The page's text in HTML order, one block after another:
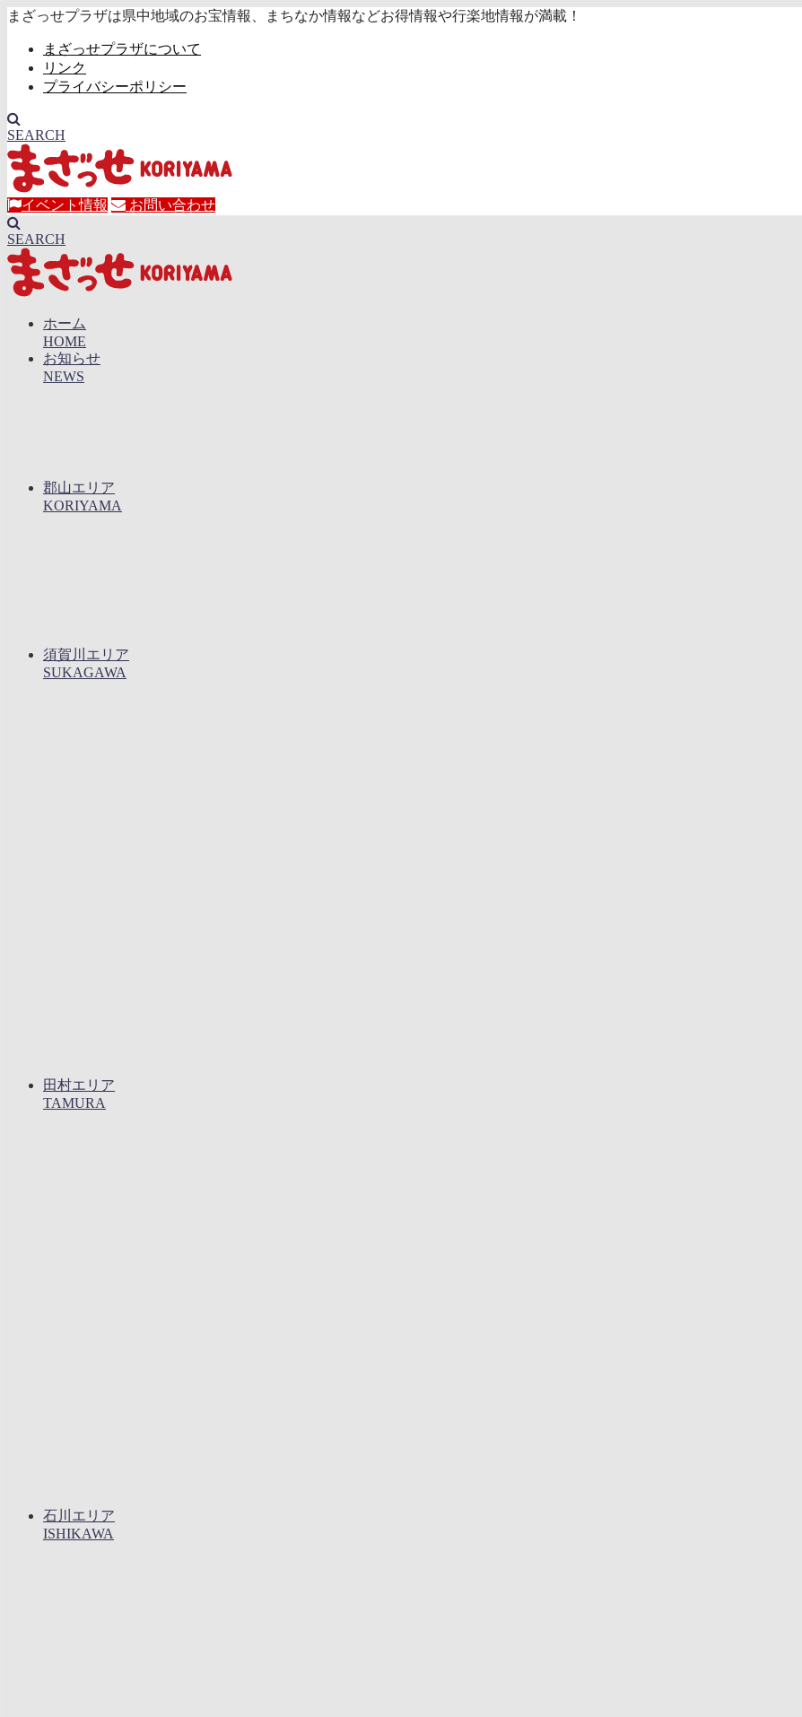
まざっせプラザは県中地域のお宝情報、まちなか情報などお得情報や行楽地情報が満載！
まざっせプラザについて
リンク
プライバシーポリシー
SEARCH
イベント情報 お問い合わせ
SEARCH
ホーム
HOME
お知らせ
NEWS
郡山エリア
KORIYAMA
須賀川エリア
SUKAGAWA
田村エリア
TAMURA
石川エリア
ISHIKAWA